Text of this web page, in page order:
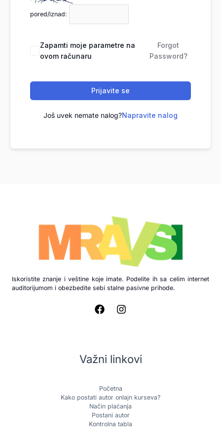
pored/iznad:
Zapamti moje parametre na
ovom računaru
Forgot
Password?
Prijavite se
Još uvek nemate nalog?Napravite nalog
Iskoristite znanje i veštine koje imate. Podelite ih sa celim internet
auditorijumom i obezbedite sebi stalne pasivne prihode.
Važni linkovi
Početna
Kako postati autor onlajn kurseva?
Način plaćanja
Postani autor
Kontrolna tabla